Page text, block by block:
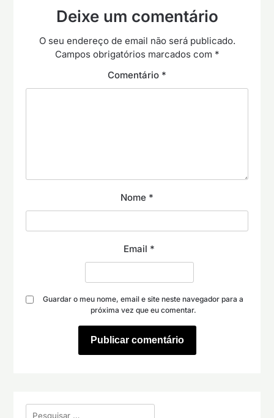
Deixe um comentário
O seu endereço de email não será publicado.
Campos obrigatórios marcados com *
Comentário *
Nome *
Email *
Guardar o meu nome, email e site neste navegador para a
próxima vez que eu comentar.
Pesquisar